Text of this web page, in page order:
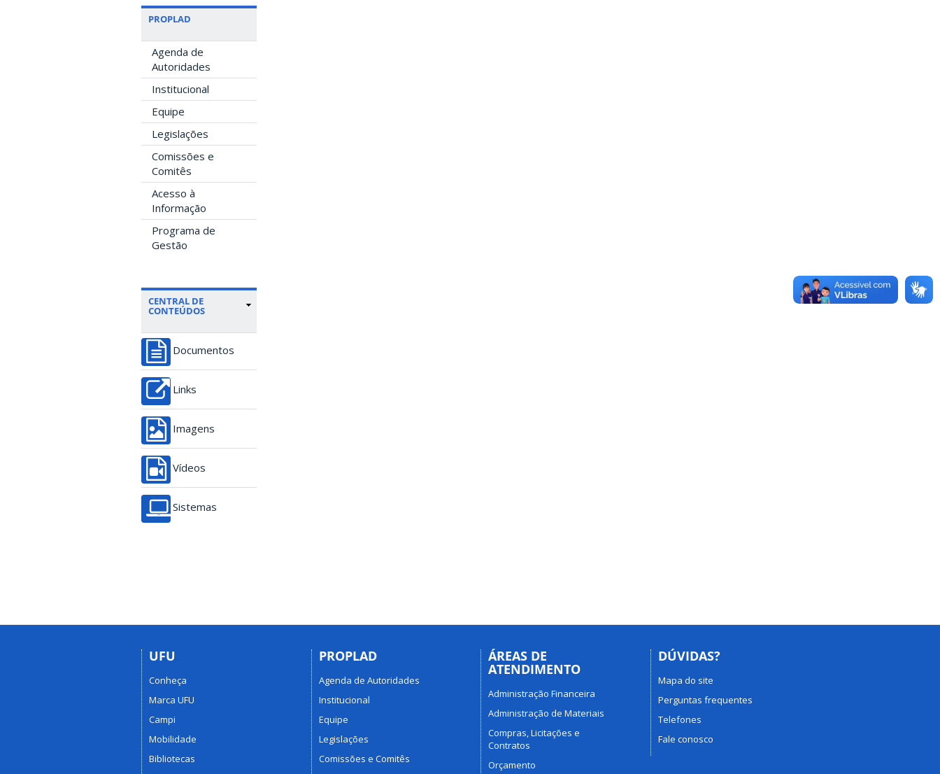
PROPLAD
Agenda de
Autoridades
Institucional
Equipe
Legislações
Comissões e
Comitês
Acesso à
Informação
Programa de
Gestão
CENTRAL DE
CONTEÚDOS
Documentos
Links
Imagens
Vídeos
Sistemas
UFU
Conheça
Marca UFU
Campi
Mobilidade
Bibliotecas
PROPLAD
Agenda de Autoridades
Institucional
Equipe
Legislações
Comissões e Comitês
ÁREAS DE
ATENDIMENTO
Administração Financeira
Administração de Materiais
Compras, Licitações e
Contratos
Orçamento
DÚVIDAS?
Mapa do site
Perguntas frequentes
Telefones
Fale conosco